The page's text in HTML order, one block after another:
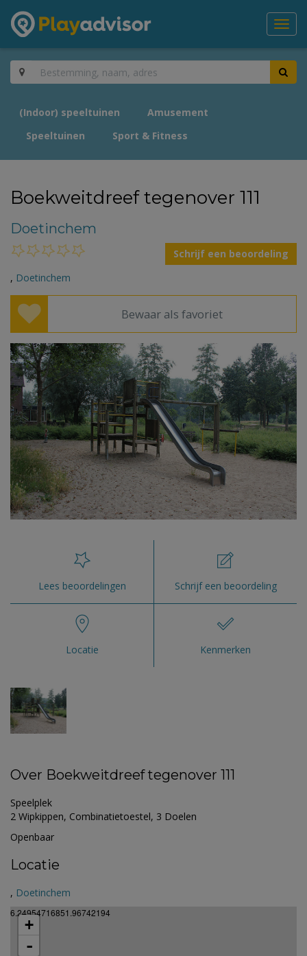
(Indoor) speeltuinen
Amusement
Speeltuinen
Sport & Fitness
Boekweitdreef tegenover 111
Doetinchem
Schrijf een beoordeling
, Doetinchem
Bewaar als favoriet
Lees beoordelingen Schrijf een beoordeling
Locatie Kenmerken
Over Boekweitdreef tegenover 111
Speelplek
2 Wipkippen, Combinatietoestel, 3 Doelen
Openbaar
Locatie
, Doetinchem
6.24954716851.96742194
+
-